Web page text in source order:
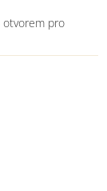
otvorem pro